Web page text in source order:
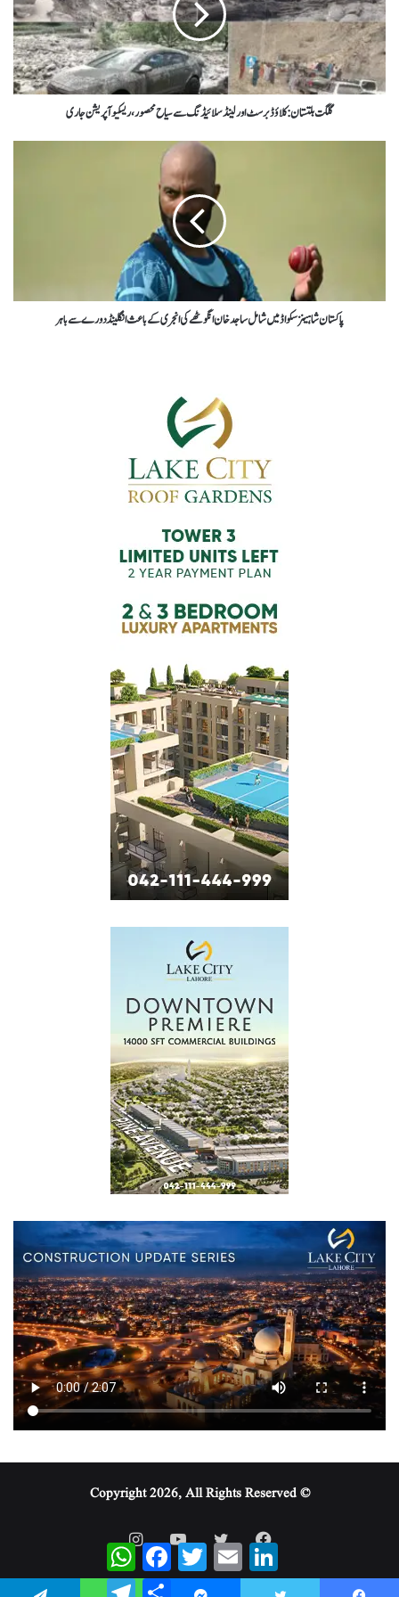
گلگت بلتستان : کلاؤڈ برسٹ اور لینڈ سلائیڈنگ سے سیاح محصور، ریسکیو آپریشن جاری
پاکستان شاہینز سکواڈ میں شامل ساجد خان انگوٹھے کی انجری کے باعث انگلینڈ دورے سے باہر
© Copyright 2026, All Rights Reserved
WhatsAppFacebookTwitterEmail
LinkedIn
TelegramShare